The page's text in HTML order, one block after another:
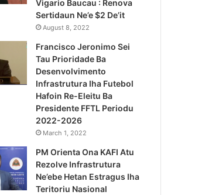
Siberseguransa Ajuda
Autór Kriminozu
Estranjeiru
Vigario Baucau : Renova
Sertidaun Ne’e $2 De’it
August 8, 2022
Francisco Jeronimo Sei
Tau Prioridade Ba
Desenvolvimento
Infrastrutura Iha Futebol
Hafoin Re-Eleitu Ba
Presidente FFTL Periodu
2022-2026
March 1, 2022
PM Orienta Ona KAFI Atu
Rezolve Infrastrutura
Ne’ebe Hetan Estragus Iha
Teritoriu Nasional